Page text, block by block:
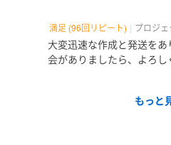
満足 (96回リピート)
プロジェ
大変迅速な作成と発送を
会がありましたら、よろし
もっと